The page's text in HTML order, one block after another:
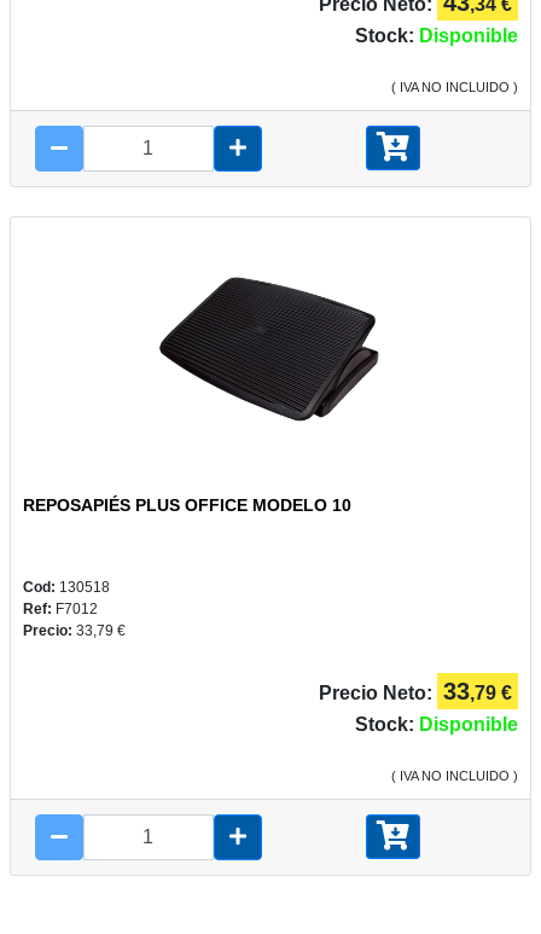
Precio Neto:
,34 €
Stock: Disponible
( IVA NO INCLUIDO )
REPOSAPIÉS PLUS OFFICE MODELO 10
Cod: 130518
Ref: F7012
Precio: 33,79 €
Precio Neto: 33,79 €
Stock: Disponible
( IVA NO INCLUIDO )